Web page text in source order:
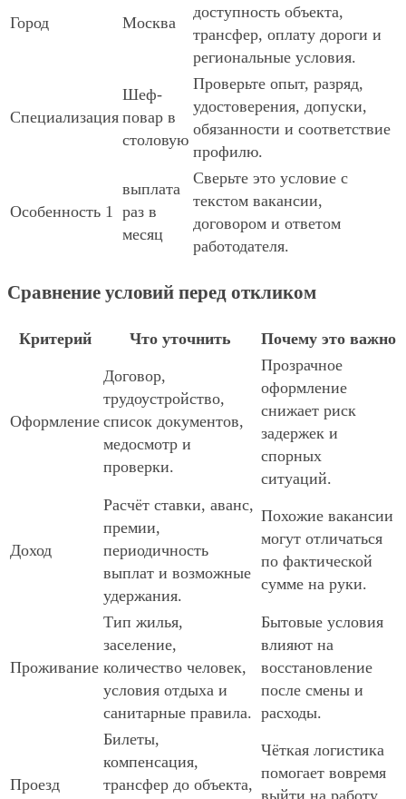
Город Москва
доступность объекта,
трансфер, оплату дороги и
региональные условия.
Специализация
Шеф-
повар в
столовую
Проверьте опыт, разряд,
удостоверения, допуски,
обязанности и соответствие
профилю.
Особенность 1
выплата
раз в
месяц
Сверьте это условие с
текстом вакансии,
договором и ответом
работодателя.
Сравнение условий перед откликом
Критерий Что уточнить Почему это важно
Оформление
Договор,
трудоустройство,
список документов,
медосмотр и
проверки.
Прозрачное
оформление
снижает риск
задержек и
спорных
ситуаций.
Доход
Расчёт ставки, аванс,
премии,
периодичность
выплат и возможные
удержания.
Похожие вакансии
могут отличаться
по фактической
сумме на руки.
Проживание
Тип жилья,
заселение,
количество человек,
условия отдыха и
санитарные правила.
Бытовые условия
влияют на
восстановление
после смены и
расходы.
Проезд
Билеты,
компенсация,
трансфер до объекта,
Чёткая логистика
помогает вовремя